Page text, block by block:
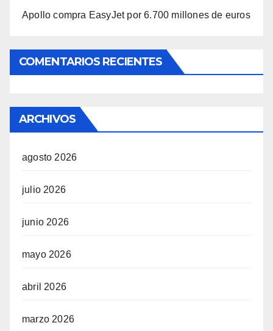
Apollo compra EasyJet por 6.700 millones de euros
COMENTARIOS RECIENTES
ARCHIVOS
agosto 2026
julio 2026
junio 2026
mayo 2026
abril 2026
marzo 2026